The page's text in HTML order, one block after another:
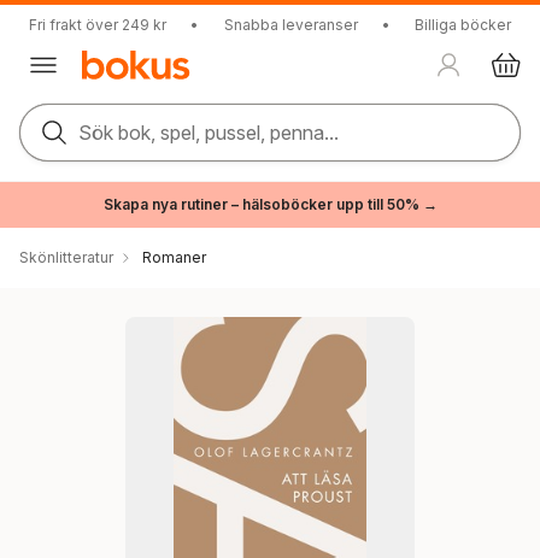
Fri frakt över 249 kr • Snabba leveranser • Billiga böcker
Sök bok, spel, pussel, penna...
Skapa nya rutiner – hälsoböcker upp till 50% →
Skönlitteratur Romaner